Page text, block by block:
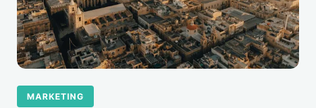
MARKETING